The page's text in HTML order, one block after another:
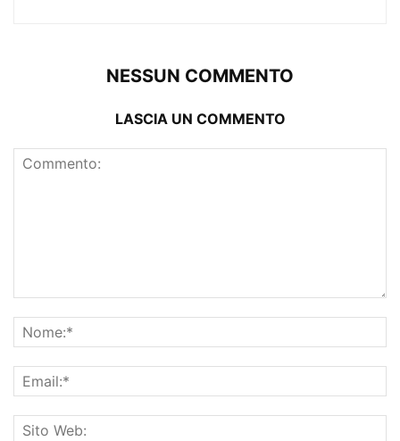
NESSUN COMMENTO
LASCIA UN COMMENTO